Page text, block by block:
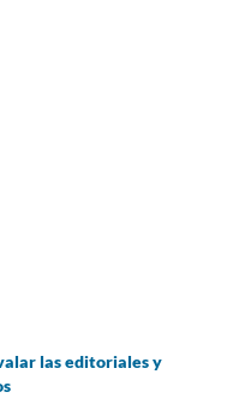
las editoriales y